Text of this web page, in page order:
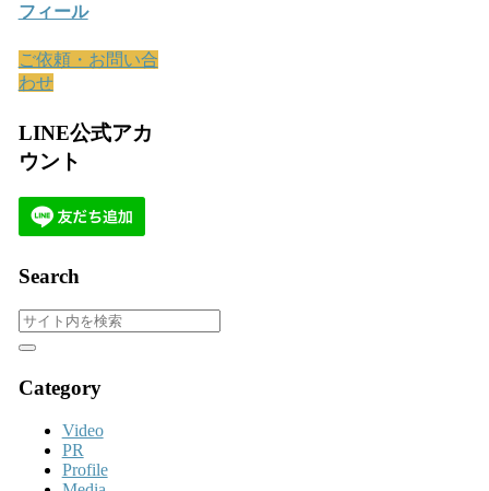
フィール
ご依頼・お問い合
わせ
LINE公式アカ
ウント
Search
Category
Video
PR
Profile